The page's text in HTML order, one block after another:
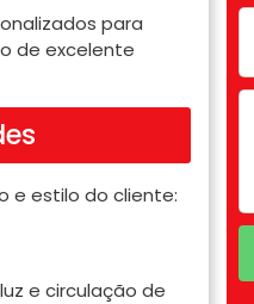
para
de excelente
e estilo do cliente:
e circulação de